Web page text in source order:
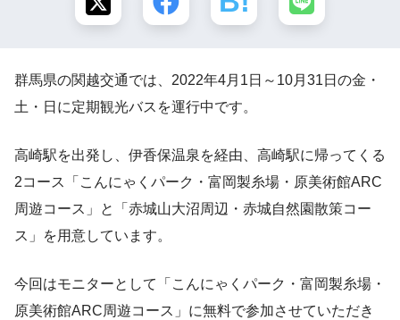
群馬県の関越交通では、2022年4月1日～10月31日の金・
土・日に定期観光バスを運行中です。
高崎駅を出発し、伊香保温泉を経由、高崎駅に帰ってくる
2コース「こんにゃくパーク・富岡製糸場・原美術館ARC
周遊コース」と「赤城山大沼周辺・赤城自然園散策コー
ス」を用意しています。
今回はモニターとして「こんにゃくパーク・富岡製糸場・
原美術館ARC周遊コース」に無料で参加させていただき